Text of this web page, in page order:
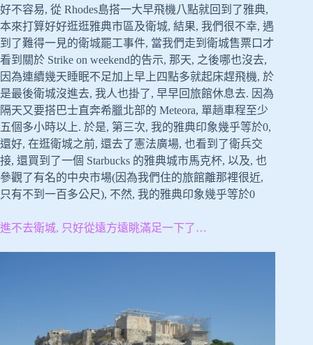
好不容易, 從 Rhodes島搭一大早飛機八點就回到了雅典,
本來打算好好逛逛雅典市區及衛城, 結果, 我們很不幸, 遇
到了難得一見的衛城罷工事件, 當我們走到衛城售票口才
看到關於 Strike on weekend的告示, 那天, 之後哪也沒去,
因為連續幾天睡眠不足加上早上四點多就起床趕飛機, 於
是最後衛城沒進去, 我人也掛了, 早早回旅館休息去. 因為
隔天又要搭巴士直奔希臘北部的 Meteora, 單趟車程至少
五個多小時以上. 於是, 第三次, 我的雅典印象幾乎等於0,
還好, 在逛衛城之前, 還去了憲法廣場, 也看到了衛兵交
接, 還買到了一個 Starbucks 的雅典城市馬克杯, 以及, 也
參觀了有名的中央市場(因為我們住的旅館離那裡很近,
只有不到一百多公尺), 不然, 我的雅典印象幾乎等於0
進不去衛城, 只好從遠方遠眺滿足一下了…